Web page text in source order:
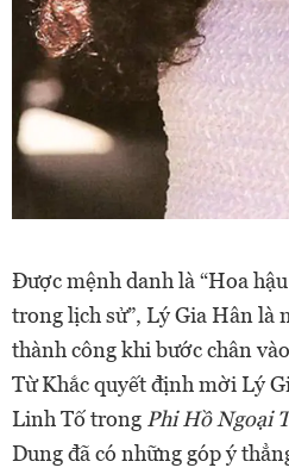
Được mệnh danh là “Hoa
trong lịch sử”, Lý Gia Hân là
thành công khi bước chân
Từ Khắc quyết định mời Lý
Linh Tố trong Phi Hồ Ngoại
Dung đã có những góp ý